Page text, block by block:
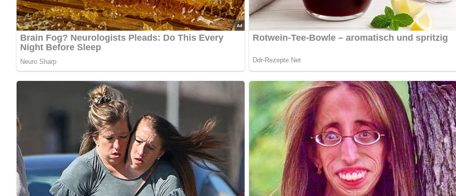
Zubereitung
Das Gemüse je nach Art putzen, waschen und in mundgerechte Stücke schneiden.
In einem Topf eine kleine Menge Salzwasser zum Kochen bringen und das Gemüse darin bissfest garen.
Auf einer vorgewärmten Platte anrichten und mit der zerlassenen, heißen Butter übergießen.
Alternativ kann die Butter direkt im Topf zerlassen werden, und das Gemüse wird darin geschwenkt, um es gleichmäßig zu
Zubereitungszeit
Vorbereitungszeit
10 Minuten
Kochzeit
10 Minuten